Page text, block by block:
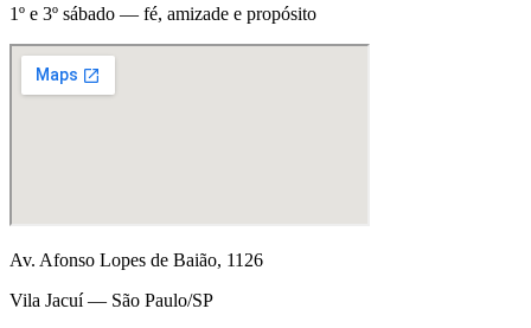
1º e 3º sábado — fé, amizade e propósito
Av. Afonso Lopes de Baião, 1126
Vila Jacuí — São Paulo/SP